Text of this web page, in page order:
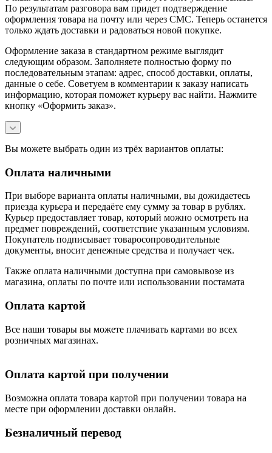
По результатам разговора вам придет подтверждение
оформления товара на почту или через СМС. Теперь останется
только ждать доставки и радоваться новой покупке.
Оформление заказа в стандартном режиме выглядит
следующим образом. Заполняете полностью форму по
последовательным этапам: адрес, способ доставки, оплаты,
данные о себе. Советуем в комментарии к заказу написать
информацию, которая поможет курьеру вас найти. Нажмите
кнопку «Оформить заказ».
Вы можете выбрать один из трёх вариантов оплаты:
Оплата наличными
При выборе варианта оплаты наличными, вы дожидаетесь
приезда курьера и передаёте ему сумму за товар в рублях.
Курьер предоставляет товар, который можно осмотреть на
предмет повреждений, соответствие указанным условиям.
Покупатель подписывает товаросопроводительные
документы, вносит денежные средства и получает чек.
Также оплата наличными доступна при самовывозе из
магазина, оплаты по почте или использовании постамата
Оплата картой
Все наши товары вы можете плачивать картами во всех
розничных магазинах.
Оплата картой при получении
Возможна оплата товара картой при получении товара на
месте при оформлении доставки онлайн.
Безналичный перевод